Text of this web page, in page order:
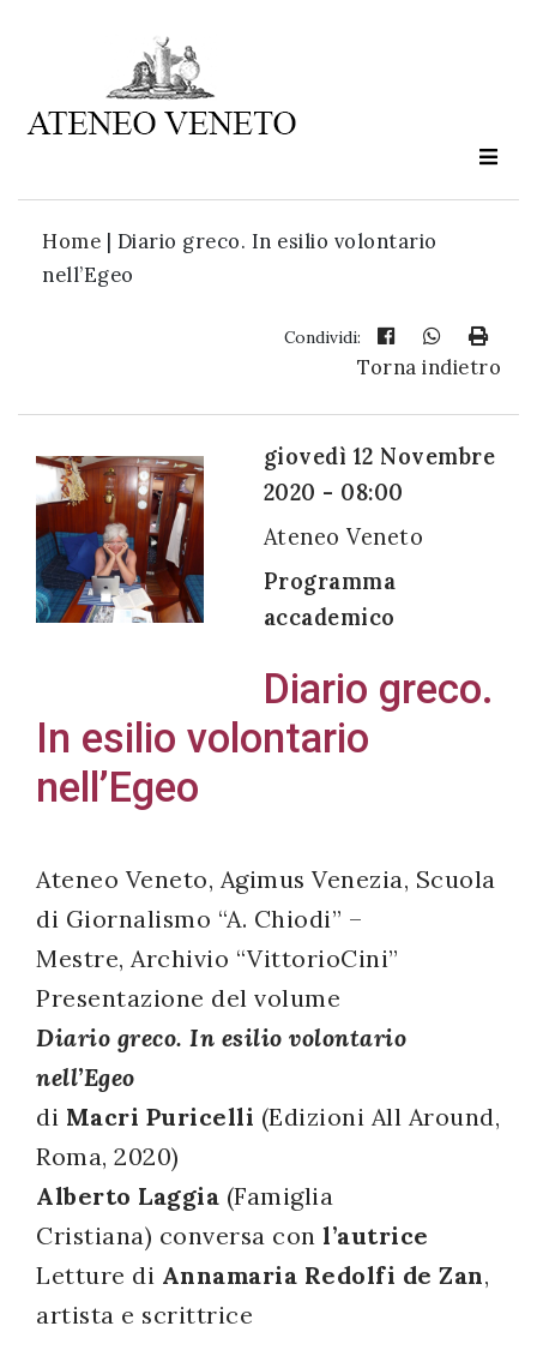
Home | Diario greco. In esilio volontario
nell’Egeo
Condividi:
Torna indietro
giovedì 12 Novembre
2020 - 08:00
Ateneo Veneto
Programma
accademico
Diario greco.
In esilio volontario
nell’Egeo
Ateneo Veneto, Agimus Venezia, Scuola
di Giornalismo “A. Chiodi” –
Mestre, Archivio “VittorioCini”
Presentazione del volume
Diario greco. In esilio volontario
nell’Egeo
di Macri Puricelli (Edizioni All Around,
Roma, 2020)
Alberto Laggia (Famiglia
Cristiana) conversa con l’autrice
Letture di Annamaria Redolfi de Zan,
artista e scrittrice
Ateneo
è
cultura
miei dati
personali in
accordo
decreto
legislativo
Registrazione
avvenuta con
successo!